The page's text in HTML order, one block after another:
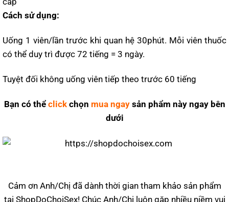
Cách sử dụng:
Uống 1 viên/lần trước khi quan hệ 30phút. Mỗi viên thuốc
có thể duy trì được 72 tiếng = 3 ngày.
Tuyệt đối không uống viên tiếp theo trước 60 tiếng
Bạn có thể clickchọn mua ngaysản phẩm này ngay bên
dưới
Cảm ơn Anh/Chị đã dành thời gian tham khảo sản phẩm
tại ShopDoChoiSex! Chúc Anh/Chị luôn gặp nhiều niềm vui